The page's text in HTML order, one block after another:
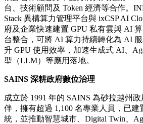
台、技術顧問及 Token 經濟等合作。
Stack 異構算力管理平台與 ixCSP AI
府及企業快速建置 GPU 私有雲與 AI
台整合，可將 AI 算力持續轉化為 AI
升 GPU 使用效率，加速生成式 AI、
型（LLM）等應用落地。
SAINS 深耕政府數位治理
成立於 1991 年的 SAINS 為砂拉越州
伴，擁有超過 1,100 名專業人員，已建
統，並推動智慧城市、Digital Twin、